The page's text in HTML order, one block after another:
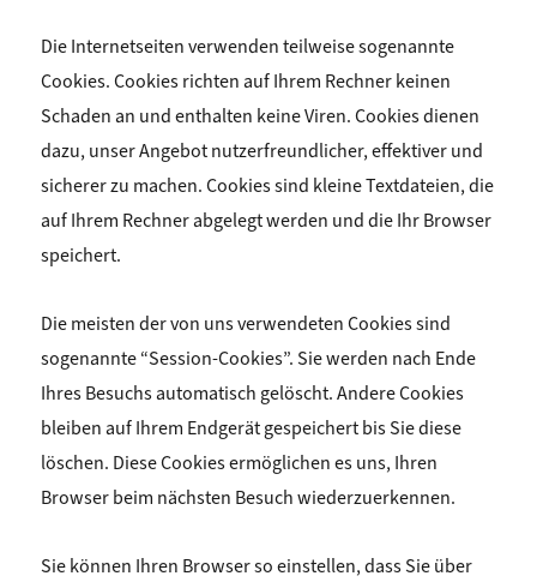
Die Internetseiten verwenden teilweise sogenannte
Cookies. Cookies richten auf Ihrem Rechner keinen
Schaden an und enthalten keine Viren. Cookies dienen
dazu, unser Angebot nutzerfreundlicher, effektiver und
sicherer zu machen. Cookies sind kleine Textdateien, die
auf Ihrem Rechner abgelegt werden und die Ihr Browser
speichert.
Die meisten der von uns verwendeten Cookies sind
sogenannte “Session-Cookies”. Sie werden nach Ende
Ihres Besuchs automatisch gelöscht. Andere Cookies
bleiben auf Ihrem Endgerät gespeichert bis Sie diese
löschen. Diese Cookies ermöglichen es uns, Ihren
Browser beim nächsten Besuch wiederzuerkennen.
Sie können Ihren Browser so einstellen, dass Sie über